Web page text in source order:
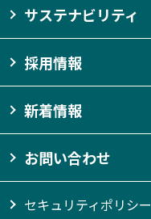
サステナビリティ
採用情報
新着情報
お問い合わせ
セキュリティポリシー